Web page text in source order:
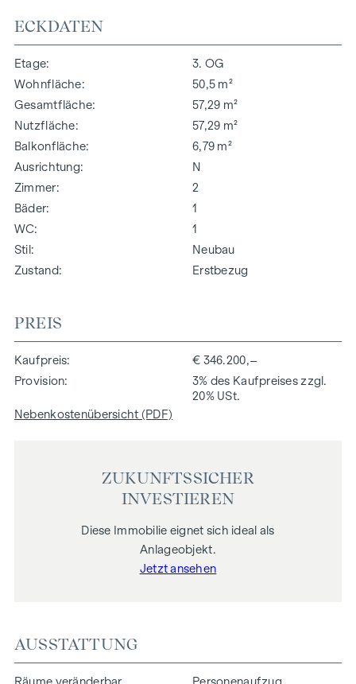
ECKDATEN
Etage
3. OG
Wohnfläche
50,5 m²
Gesamtfläche
57,29 m²
Nutzfläche
57,29 m²
Balkonfläche
6,79 m²
Ausrichtung
N
Zimmer
2
Bäder
1
WC
1
Stil
Neubau
Zustand
Erstbezug
PREIS
Kaufpreis
€ 346.200,–
Provision
3% des Kaufpreises zzgl.
20% USt.
Nebenkostenübersicht (PDF)
ZUKUNFTSSICHER
INVESTIEREN
Diese Immobilie eignet sich ideal als
Anlageobjekt.
Jetzt ansehen
AUSSTATTUNG